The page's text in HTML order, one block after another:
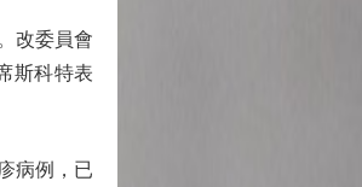
改委員會
斯科特表
病例，已